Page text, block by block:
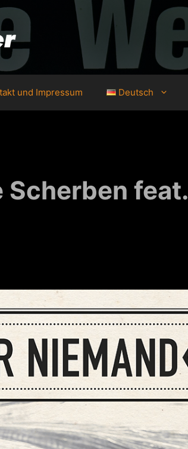
und Impressum Deutsch
Scherben feat.